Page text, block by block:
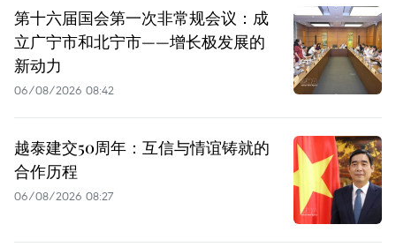
第十六届国会第一次非常规会议：成
立广宁市和北宁市——增长极发展的
新动力
06/08/2026 08:42
越泰建交50周年：互信与情谊铸就的
合作历程
06/08/2026 08:27